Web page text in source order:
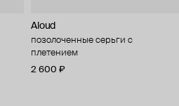
Aloud
позолоченные серьги с
плетением
2 600 ₽